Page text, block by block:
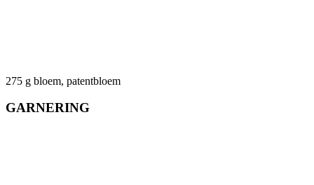
275 g bloem, patentbloem
GARNERING